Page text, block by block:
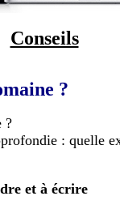
Conseils
?
?
: quelle
et à écrire